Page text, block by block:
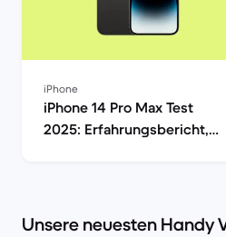
iPhone
iPhone 14 Pro Max Test
2025: Erfahrungsbericht,
Unsere neuesten Handy